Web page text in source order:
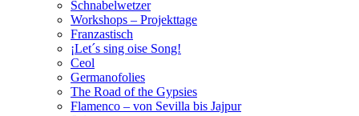
Schnabelwetzer
Workshops – Projekttage
Franzastisch
¡Let´s sing oise Song!
Ceol
Germanofolies
The Road of the Gypsies
Flamenco – von Sevilla bis Jajpur